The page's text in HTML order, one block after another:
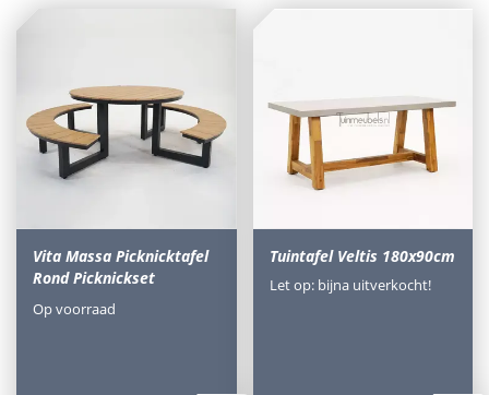
Vita Massa Picknicktafel
Rond Picknickset
Op voorraad
Tuintafel Veltis 180x90cm
Let op: bijna uitverkocht!